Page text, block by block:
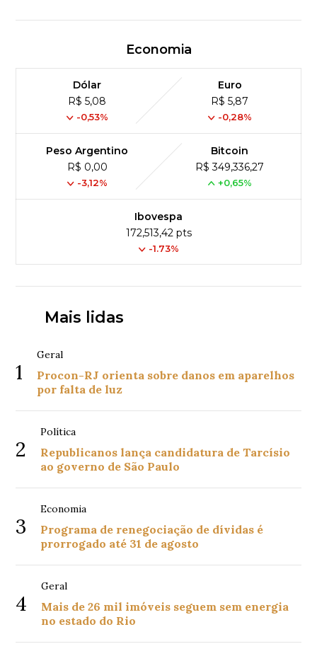
Economia
Dólar
R$ 5,08
-0,53%
Euro
R$ 5,87
-0,28%
Peso Argentino
R$ 0,00
-3,12%
Bitcoin
R$ 349,336,27
+0,65%
Ibovespa
172,513,42 pts
-1.73%
Mais lidas
1
Geral
Procon-RJ orienta sobre danos em aparelhos
por falta de luz
2
Política
Republicanos lança candidatura de Tarcísio
ao governo de São Paulo
3
Economia
Programa de renegociação de dívidas é
prorrogado até 31 de agosto
4
Geral
Mais de 26 mil imóveis seguem sem energia
no estado do Rio